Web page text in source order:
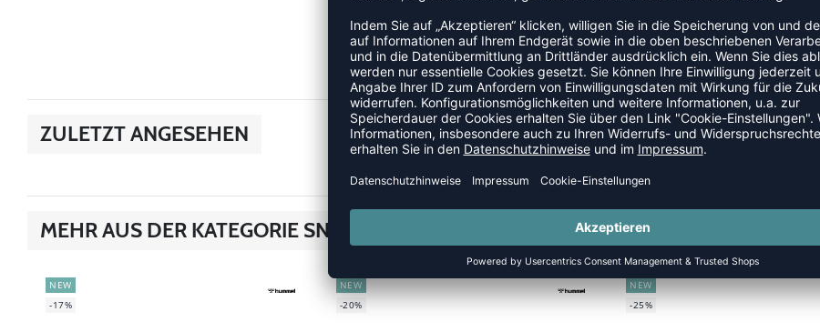
ZULETZT ANGESEHEN
MEHR AUS DER KATEGORIE SNEAKER
NEW
-17%
NEW
-20%
NEW
-25%